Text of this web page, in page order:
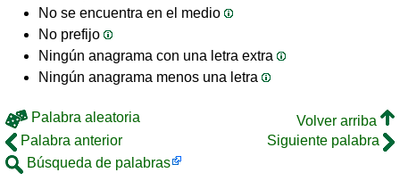
No se encuentra en el medio
No prefijo
Ningún anagrama con una letra extra
Ningún anagrama menos una letra
Palabra aleatoria
Volver arriba
Palabra anterior
Siguiente palabra
Búsqueda de palabras